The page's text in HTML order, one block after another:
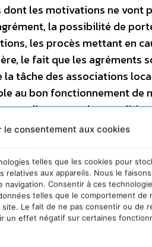
le consentement aux cookies
telles que les cookies pour
relatives aux appareils. Nous le
navigation. Consentir à ces
telles que le comportement de
site. Le fait de ne pas consentir ou de
un effet négatif sur certaines
les motivations ne vont
la possibilité de
les procès mettant en
le fait que les agréments
tâche des associations
au bon fonctionnement de
remplissent pas les
une fois encore, aux
les moyens d’action
demandons de bien vouloir
» du Grenelle. Nous
la bonne santé, le
Dans l’attente
Les associations